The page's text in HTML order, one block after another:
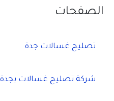
الصفحات
تصليح غسالات جدة
شركة تصليح غسالات بجدة